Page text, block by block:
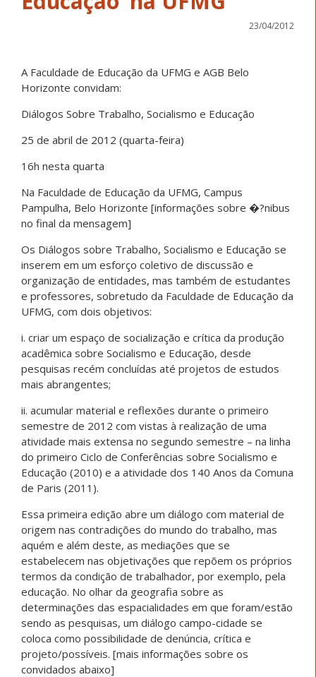
23/04/2012
A Faculdade de Educação da UFMG e AGB Belo
Horizonte convidam:
Diálogos Sobre Trabalho, Socialismo e Educação
25 de abril de 2012 (quarta-feira)
16h nesta quarta
Na Faculdade de Educação da UFMG, Campus
Pampulha, Belo Horizonte [informações sobre �?nibus
no final da mensagem]
Os Diálogos sobre Trabalho, Socialismo e Educação se
inserem em um esforço coletivo de discussão e
organização de entidades, mas também de estudantes
e professores, sobretudo da Faculdade de Educação da
UFMG, com dois objetivos:
i. criar um espaço de socialização e crítica da produção
acadêmica sobre Socialismo e Educação, desde
pesquisas recém concluídas até projetos de estudos
mais abrangentes;
ii. acumular material e reflexões durante o primeiro
semestre de 2012 com vistas à realização de uma
atividade mais extensa no segundo semestre – na linha
do primeiro Ciclo de Conferências sobre Socialismo e
Educação (2010) e a atividade dos 140 Anos da Comuna
de Paris (2011).
Essa primeira edição abre um diálogo com material de
origem nas contradições do mundo do trabalho, mas
aquém e além deste, as mediações que se
estabelecem nas objetivações que repõem os próprios
termos da condição de trabalhador, por exemplo, pela
educação. No olhar da geografia sobre as
determinações das espacialidades em que foram/estão
sendo as pesquisas, um diálogo campo-cidade se
coloca como possibilidade de denúncia, crítica e
projeto/possíveis. [mais informações sobre os
convidados abaixo]